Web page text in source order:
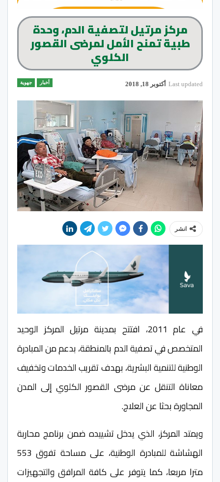
مركز مرتيل لتصفية الدم، وحدة
طبية تمنح الأمل لمرضى القصور
الكلوي
أخبار جهوية Last updated أكتوبر 18, 2018
انشر
في عام 2011، افتتح بمدينة مرتيل المركز الوحيد
المتخصص في تصفية الدم بالمنطقة، بدعم من المبادرة
الوطنية للتنمية البشرية، بهدف تقريب الخدمات وتخفيف
معاناة التنقل عن مرضى القصور الكلوي إلى المدن
المجاورة بحثا عن العلاج.
ويمتد المركز، الذي يدخل تشييده ضمن برنامج محاربة
الهشاشة للمبادرة الوطنية، على مساحة تفوق 553
مترا مربعا، كما يتوفر على كافة المرافق والتجهيزات